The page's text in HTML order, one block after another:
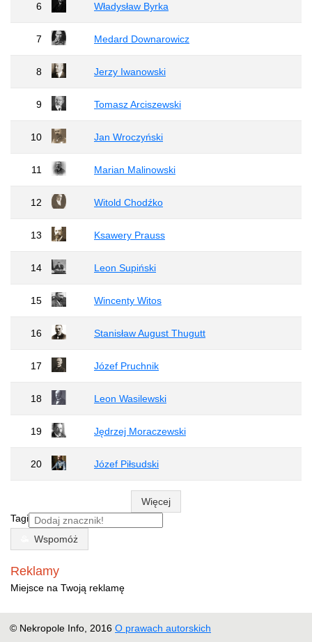
6 Władysław Byrka
7 Medard Downarowicz
8 Jerzy Iwanowski
9 Tomasz Arciszewski
10 Jan Wroczyński
11 Marian Malinowski
12 Witold Chodźko
13 Ksawery Prauss
14 Leon Supiński
15 Wincenty Witos
16 Stanisław August Thugutt
17 Józef Pruchnik
18 Leon Wasilewski
19 Jędrzej Moraczewski
20 Józef Piłsudski
Więcej
Tagi
Wspomóż
Reklamy
Miejsce na Twoją reklamę
© Nekropole Info, 2016 О prawach autorskich